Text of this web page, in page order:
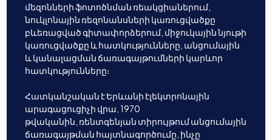
մեզոնների ֆոտոծնման ռեակցիաներում,
նուկլոնային ռեզոնանսների կառուցվածքը
բևեռացված գիտափորձերում, միջուկային նյութի
կառուցվածքը և հատկությունները, անցումային
և կանալացման ճառագայթումների կարևոր
հատկությունները։
Հատկանշական է Երևանի էլեկտրոնային
արագացուցիչի վրա, 1970
թվականին, ռենտգենյան տիրույթում անցումային
ճառագայթման հայտնագործումը, ինչը